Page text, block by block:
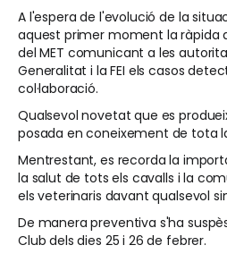
A l'espera de l'evolució de la
aquest primer moment la ràpida
del MET comunicant a les
Generalitat i la FEI els casos
col·laboració.
Qualsevol novetat que es
posada en coneixement de tota
Mentrestant, es recorda la
la salut de tots els cavalls i la
els veterinaris davant qualsevol
De manera preventiva s'ha
Club dels dies 25 i 26 de febrer.